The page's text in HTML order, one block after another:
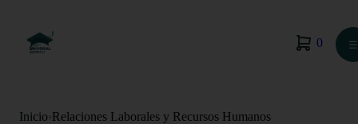
0 ☰
Inicio ›Relaciones Laborales y Recursos Humanos